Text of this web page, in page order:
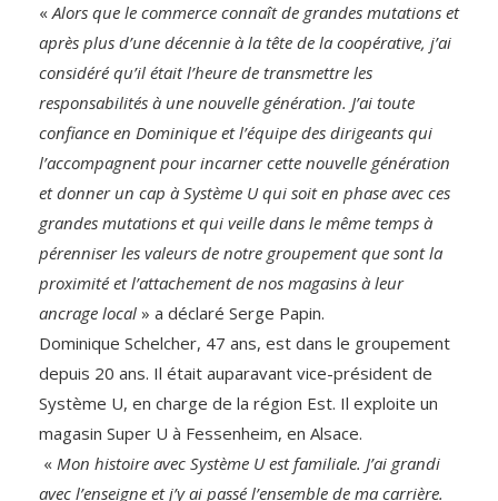
«Alors que le commerce connaît de grandes mutations et
après plus d’une décennie à la tête de la coopérative, j’ai
considéré qu’il était l’heure de transmettre les
responsabilités à une nouvelle génération. J’ai toute
confiance en Dominique et l’équipe des dirigeants qui
l’accompagnent pour incarner cette nouvelle génération
et donner un cap à Système U qui soit en phase avec ces
grandes mutations et qui veille dans le même temps à
pérenniser les valeurs de notre groupement que sont la
proximité et l’attachement de nos magasins à leur
ancrage local » a déclaré Serge Papin.
Dominique Schelcher, 47 ans, est dans le groupement
depuis 20 ans. Il était auparavant vice-président de
Système U, en charge de la région Est. Il exploite un
magasin Super U à Fessenheim, en Alsace.
« Mon histoire avec Système U est familiale. J’ai grandi
avec l’enseigne et j’y ai passé l’ensemble de ma carrière.